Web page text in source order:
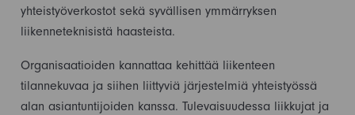
yhteistyöverkostot sekä syvällisen ymmärryksen
liikenneteknisistä haasteista.
Organisaatioiden kannattaa kehittää liikenteen
tilannekuvaa ja siihen liittyviä järjestelmiä yhteistyössä
alan asiantuntijoiden kanssa. Tulevaisuudessa liikkujat ja